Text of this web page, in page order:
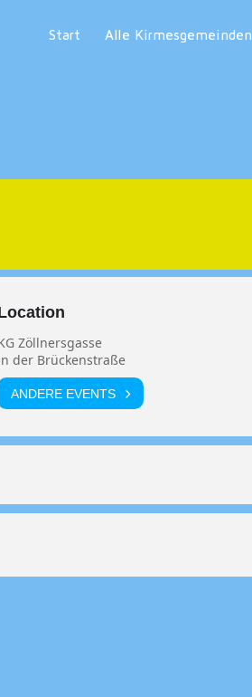
Start Alle Kirmesgemeinden
Zöllnersgasse
der Brückenstraße
ANDERE EVENTS